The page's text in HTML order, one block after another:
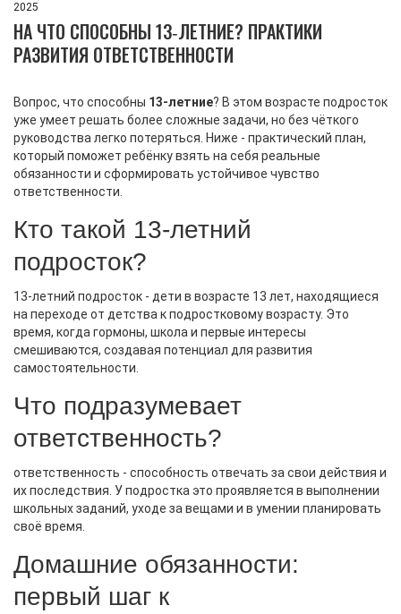
2025
НА ЧТО СПОСОБНЫ 13‑ЛЕТНИЕ? ПРАКТИКИ
РАЗВИТИЯ ОТВЕТСТВЕННОСТИ
Вопрос, что способны 13‑летние? В этом возрасте подросток
уже умеет решать более сложные задачи, но без чёткого
руководства легко потеряться. Ниже - практический план,
который поможет ребёнку взять на себя реальные
обязанности и сформировать устойчивое чувство
ответственности.
Кто такой 13‑летний
подросток?
13‑летний подросток - дети в возрасте 13 лет, находящиеся
на переходе от детства к подростковому возрасту. Это
время, когда гормоны, школа и первые интересы
смешиваются, создавая потенциал для развития
самостоятельности.
Что подразумевает
ответственность?
ответственность - способность отвечать за свои действия и
их последствия . У подростка это проявляется в выполнении
школьных заданий, уходе за вещами и в умении планировать
своё время.
Домашние обязанности:
первый шаг к